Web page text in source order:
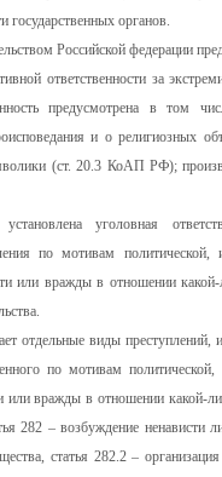
государственных органов.
Российской федерации
ответственности за
предусмотрена в том
и о
(ст. 20.3 КоАП РФ);
уголовная
по мотивам политической,
или вражды в отношении
отдельные виды
по мотивам
вражды в отношении какой-
282 – возбуждение ненависти
статья 282.2 –